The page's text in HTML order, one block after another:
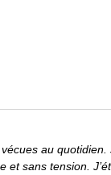
au quotidien.
sans tension.